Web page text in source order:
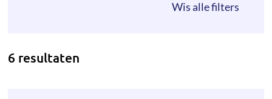
6 resultaten